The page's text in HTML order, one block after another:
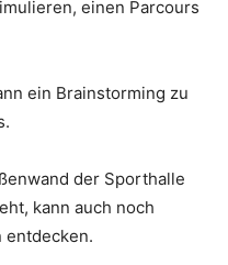
einen Parcours
ein Brainstorming zu
der Sporthalle
kann auch noch
entdecken.